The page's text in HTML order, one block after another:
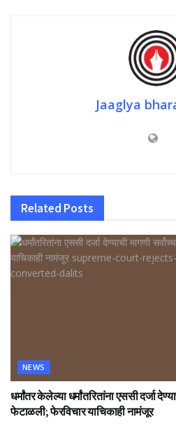
Jaaglya
Related Posts
NEWS
धर्मांतर केलेल्या धर्मांतरितांना एससी दर्जा
फेटाळली; फेरविचार याचिकाही नामंजूर